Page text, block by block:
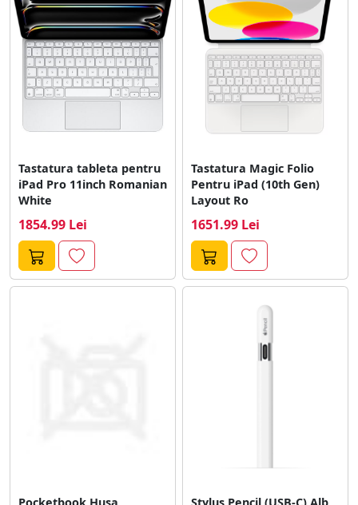
Tastatura tableta pentru
iPad Pro 11inch Romanian
White
1854.99 Lei
Tastatura Magic Folio
Pentru iPad (10th Gen)
Layout Ro
1651.99 Lei